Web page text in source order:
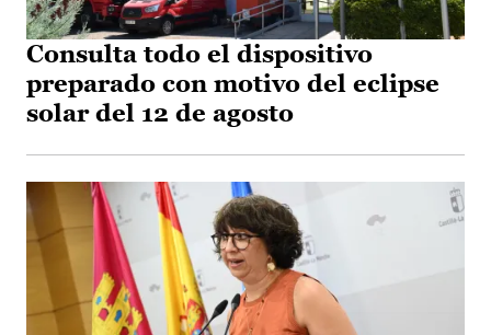
Consulta todo el dispositivo
preparado con motivo del eclipse
solar del 12 de agosto